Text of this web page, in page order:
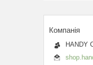
HANDY